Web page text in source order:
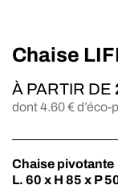
Chaise
À PARTIR DE
dont4.60€
Chaise pivotante
L. 60 x H 85 x P